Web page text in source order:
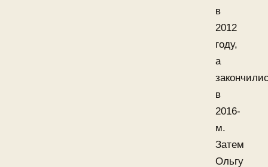
в
2012
году,
а
в
2016-
м.
Затем
Ольгу